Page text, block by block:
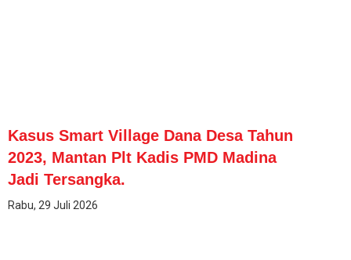
Kasus Smart Village Dana Desa Tahun
2023, Mantan Plt Kadis PMD Madina
Jadi Tersangka.
Rabu, 29 Juli 2026